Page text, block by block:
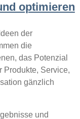
optimieren
der
die
das Potenzial
Produkte, Service,
gänzlich
und